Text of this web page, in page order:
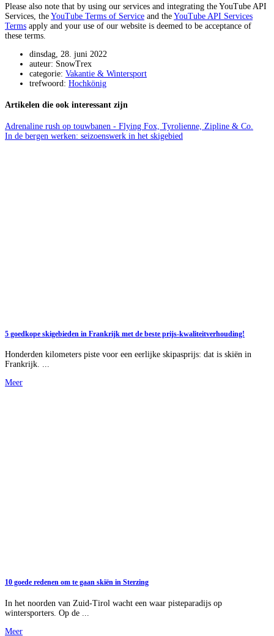
Please also note that by using our services and integrating the YouTube API
Services, the YouTube Terms of Service and the YouTube API Services
Terms apply and your use of our website is deemed to be acceptance of
these terms.
dinsdag, 28. juni 2022
auteur: SnowTrex
categorie: Vakantie & Wintersport
trefwoord: Hochkönig
Artikelen die ook interessant zijn
Adrenaline rush op touwbanen - Flying Fox, Tyrolienne, Zipline & Co.
In de bergen werken: seizoenswerk in het skigebied
5 goedkope skigebieden in Frankrijk met de beste prijs-kwaliteitverhouding!
Honderden kilometers piste voor een eerlijke skipasprijs: dat is skiën in
Frankrijk. ...
Meer
10 goede redenen om te gaan skiën in Sterzing
In het noorden van Zuid-Tirol wacht een waar pisteparadijs op
wintersporters. Op de ...
Meer